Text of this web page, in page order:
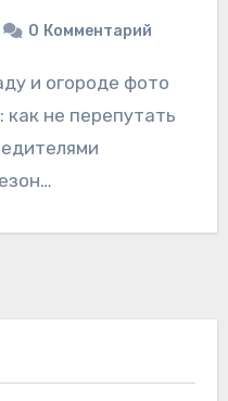
0 Комментарий
не перепутать